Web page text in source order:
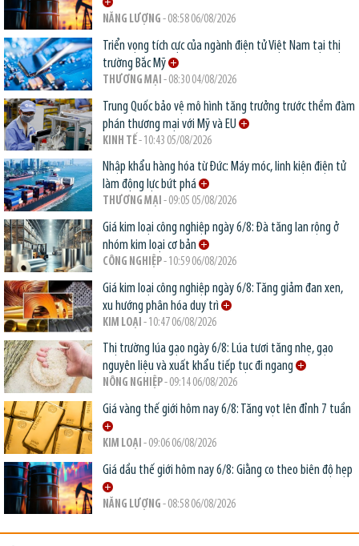
NĂNG LƯỢNG - 08:58 06/08/2026
Triển vọng tích cực của ngành điện tử Việt Nam tại thị
trường Bắc Mỹ
THƯƠNG MẠI - 08:30 04/08/2026
Trung Quốc bảo vệ mô hình tăng trưởng trước thềm đàm
phán thương mại với Mỹ và EU
KINH TẾ- 10:43 05/08/2026
Nhập khẩu hàng hóa từ Đức: Máy móc, linh kiện điện tử
làm động lực bứt phá
THƯƠNG MẠI - 09:05 05/08/2026
Giá kim loại công nghiệp ngày 6/8: Đà tăng lan rộng ở
nhóm kim loại cơ bản
CÔNG NGHIỆP- 10:59 06/08/2026
Giá kim loại công nghiệp ngày 6/8: Tăng giảm đan xen,
xu hướng phân hóa duy trì
KIM LOẠI - 10:47 06/08/2026
Thị trường lúa gạo ngày 6/8: Lúa tươi tăng nhẹ, gạo
nguyên liệu và xuất khẩu tiếp tục đi ngang
NÔNG NGHIỆP- 09:14 06/08/2026
Giá vàng thế giới hôm nay 6/8: Tăng vọt lên đỉnh 7 tuần
KIM LOẠI - 09:06 06/08/2026
Giá dầu thế giới hôm nay 6/8: Giằng co theo biên độ hẹp
NĂNG LƯỢNG - 08:58 06/08/2026